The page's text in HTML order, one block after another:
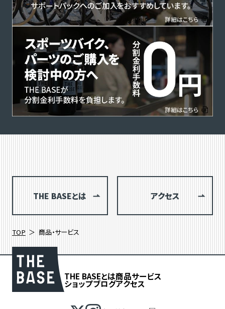
THE BASEとは アクセス
TOP 商品・サービス
THE BASEとは商品サービス
ショップブログアクセス